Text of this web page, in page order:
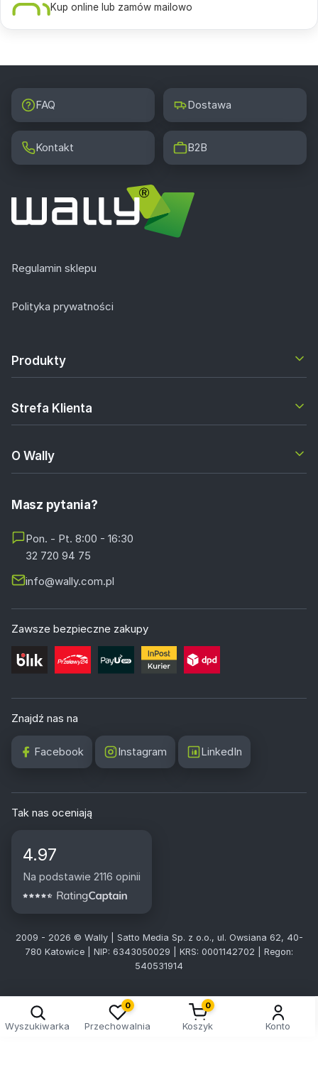
Kup online lub zamów mailowo
FAQ Dostawa
Kontakt B2B
Regulamin sklepu
Polityka prywatności
Produkty
Strefa Klienta
O Wally
Masz pytania?
Pon. - Pt. 8:00 - 16:30
32 720 94 75
info@wally.com.pl
Zawsze bezpieczne zakupy
Znajdź nas na
Facebook Instagram LinkedIn
Tak nas oceniają
4.97
Na podstawie 2116 opinii
2009 - 2026 © Wally | Satto Media Sp. z o.o., ul. Owsiana 62, 40-
780 Katowice | NIP: 6343050029 | KRS: 0001142702 | Regon:
540531914
Wyszukiwarka
0
Przechowalnia
0
Koszyk Konto